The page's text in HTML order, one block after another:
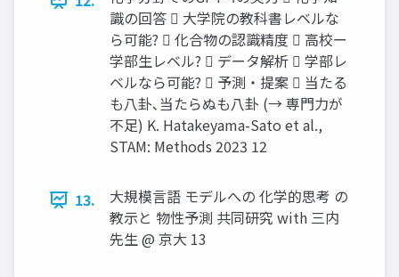
識の回答  大学院の教科書レベルな
ら可能?  化合物の認識精度  高校ー
学部生レベル?  データ解析  学部レ
ベルなら可能?  予測・提案  当たる
も八卦､当たらぬも八卦 (→ 専門力が
不足) K. Hatakeyama-Sato et al.,
STAM: Methods 2023 12
13.
大規模言語 モデルへの 化学的思考 の
教示と 物性予測 共同研究 with 三内
先生 @ 京大 13